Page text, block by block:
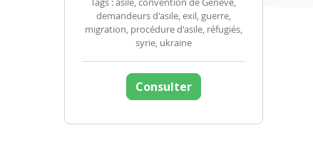
Tags : asile, convention de Genève,
demandeurs d'asile, exil, guerre,
migration, procédure d'asile, réfugiés,
syrie, ukraine
Consulter